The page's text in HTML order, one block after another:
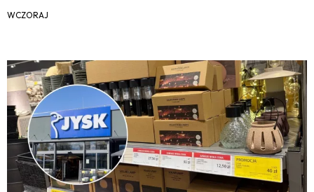
WCZORAJ